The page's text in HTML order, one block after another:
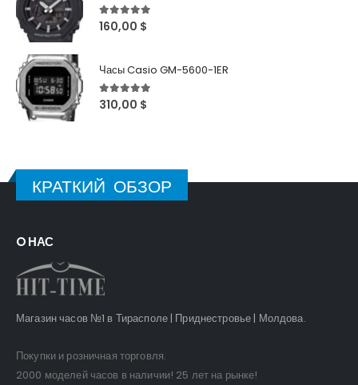
5out of 5
160,00 $
Часы Casio GM-5600-1ER
5out of 5
310,00 $
КРАТКИЙ ОБЗОР
O НАС
Магазин часов №1 в Тирасполе | Приднестровье | Молдова.
Покупки и розничная торговля.
2000 моделей часов в наличии! 25 лет на рынке!